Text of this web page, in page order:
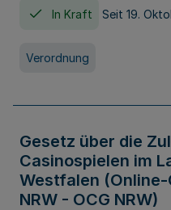
In Kraft Seit 19.
Verordnung
Gesetz über die
Casinospielen im
Westfalen
NRW - OCG NRW)